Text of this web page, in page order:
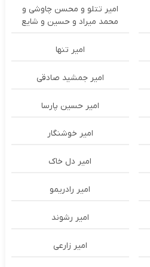
امیر تتلو و محسن چاوشی و
محمد میراد و حسین و شایع
امیر تنها
امیر جمشید صادقی
امیر حسین پارسا
امیر خوشنگار
امیر دل خاک
امیر رادریمو
امیر رشوند
امیر زارعی